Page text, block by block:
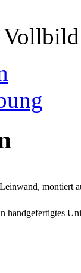
montiert
handgefertigtes